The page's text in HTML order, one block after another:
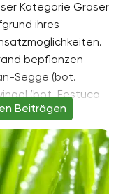
Kategorie Gräser
ihres
bepflanzen
Segge (bot.
(bot. Festuca
auf dem
Fargesia)
eine kleine
im Freien oder
Weitere
Beiträgen